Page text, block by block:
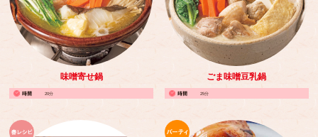
味噌寄せ鍋
20分
ごま味噌豆乳鍋
25分